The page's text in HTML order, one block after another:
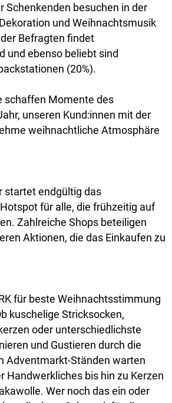
Schenkenden besuchen in der
und Weihnachtsmusik
Befragten findet
und ebenso beliebt sind
(20%).
schaffen Momente des
unseren Kund:innen mit der
weihnachtliche Atmosphäre
startet endgültig das
für alle, die frühzeitig auf
Zahlreiche Shops beteiligen
Aktionen, die das Einkaufen zu
für beste Weihnachtsstimmung
kuschelige Stricksocken,
oder unterschiedlichste
und Gustieren durch die
Adventmarkt-Ständen warten
Handwerkliches bis hin zu Kerzen
Wer noch das ein oder